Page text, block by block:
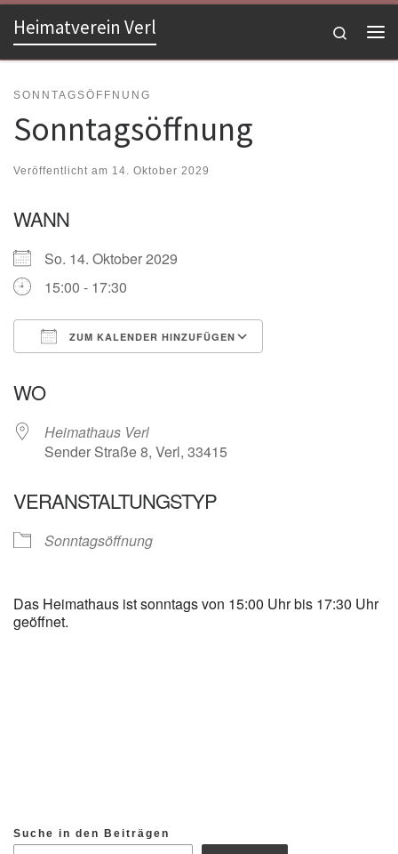
Zum Inhalt springen
Heimatverein Verl
Search
SONNTAGSÖFFNUNG
Sonntagsöffnung
Veröffentlicht am 14. Oktober 2029
WANN
So. 14. Oktober 2029
15:00 - 17:30
ZUM KALENDER HINZUFÜGEN
WO
Heimathaus Verl
Sender Straße 8, Verl, 33415
VERANSTALTUNGSTYP
Sonntagsöffnung
Das Heimathaus ist sonntags von 15:00 Uhr bis 17:30 Uhr
geöffnet.
Suche in den Beiträgen